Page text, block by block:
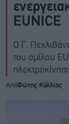
EUNICE
Ο Γ.
του ομίλου
ΑπόΦώτης Κόλλιας